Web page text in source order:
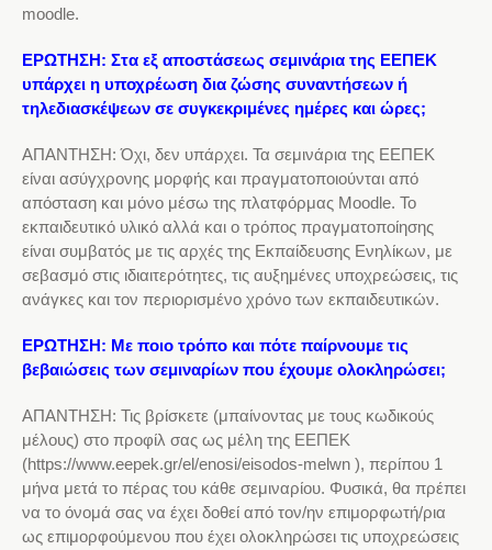
moodle.
ΕΡΩΤΗΣΗ: Στα εξ αποστάσεως σεμινάρια της ΕΕΠΕΚ
υπάρχει η υποχρέωση δια ζώσης συναντήσεων ή
τηλεδιασκέψεων σε συγκεκριμένες ημέρες και ώρες;
ΑΠΑΝΤΗΣΗ: Όχι, δεν υπάρχει. Τα σεμινάρια της ΕΕΠΕΚ
είναι ασύγχρονης μορφής και πραγματοποιούνται από
απόσταση και μόνο μέσω της πλατφόρμας Moodle. Το
εκπαιδευτικό υλικό αλλά και ο τρόπος πραγματοποίησης
είναι συμβατός με τις αρχές της Εκπαίδευσης Ενηλίκων, με
σεβασμό στις ιδιαιτερότητες, τις αυξημένες υποχρεώσεις, τις
ανάγκες και τον περιορισμένο χρόνο των εκπαιδευτικών.
ΕΡΩΤΗΣΗ: Με ποιο τρόπο και πότε παίρνουμε τις
βεβαιώσεις των σεμιναρίων που έχουμε ολοκληρώσει;
ΑΠΑΝΤΗΣΗ: Τις βρίσκετε (μπαίνοντας με τους κωδικούς
μέλους) στο προφίλ σας ως μέλη της ΕΕΠΕΚ
(https://www.eepek.gr/el/enosi/eisodos-melwn ), περίπου 1
μήνα μετά το πέρας του κάθε σεμιναρίου. Φυσικά, θα πρέπει
να το όνομά σας να έχει δοθεί από τον/ην επιμορφωτή/ρια
ως επιμορφούμενου που έχει ολοκληρώσει τις υποχρεώσεις